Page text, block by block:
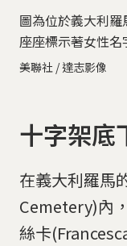
圖為位於義大利
座座標示著女性名
美聯社 / 達志影像
十字架底
在義大利羅馬
Cemetery)內
絲卡